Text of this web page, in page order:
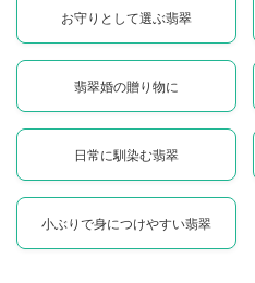
お守りとして選ぶ翡翠
翡翠婚の贈り物に
日常に馴染む翡翠
小ぶりで身につけやすい翡翠